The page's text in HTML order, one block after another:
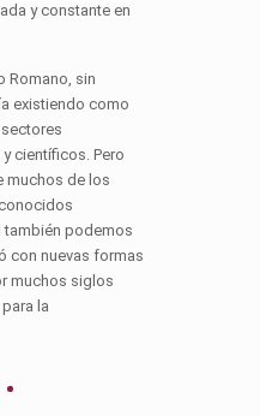
y constante en
Romano, sin
existiendo como
científicos. Pero
muchos de los
también podemos
con nuevas formas
muchos siglos
la